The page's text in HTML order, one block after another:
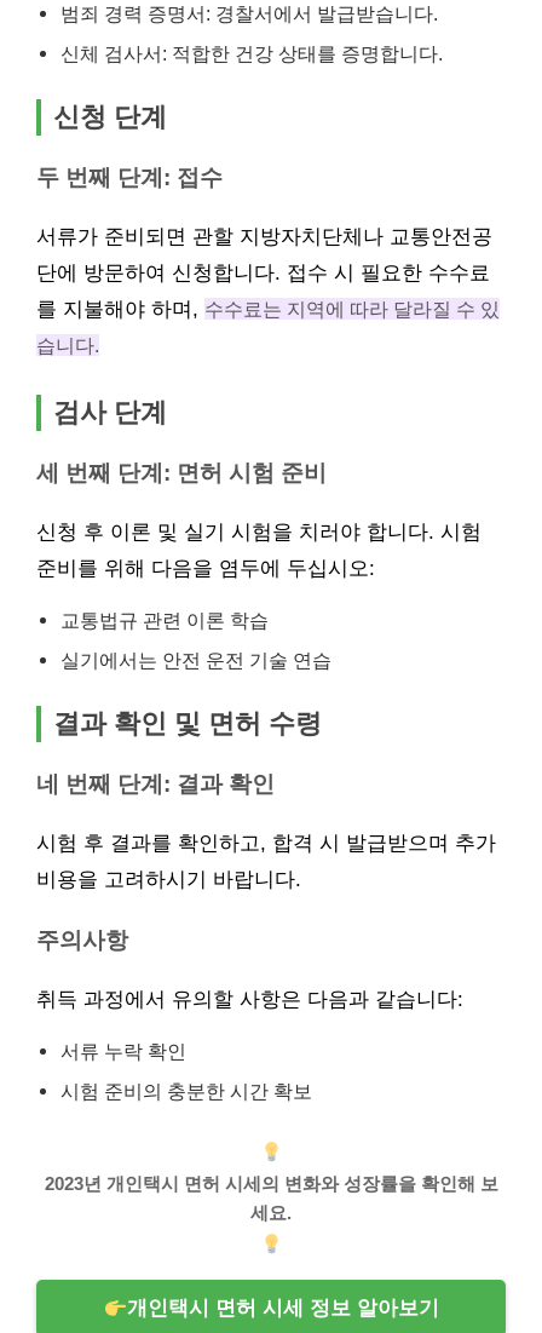
범죄 경력 증명서: 경찰서에서 발급받습니다.
신체 검사서: 적합한 건강 상태를 증명합니다.
신청 단계
두 번째 단계: 접수
서류가 준비되면 관할 지방자치단체나 교통안전공
단에 방문하여 신청합니다. 접수 시 필요한 수수료
를 지불해야 하며, 수수료는 지역에 따라 달라질 수 있
습니다.
검사 단계
세 번째 단계: 면허 시험 준비
신청 후 이론 및 실기 시험을 치러야 합니다. 시험
준비를 위해 다음을 염두에 두십시오:
교통법규 관련 이론 학습
실기에서는 안전 운전 기술 연습
결과 확인 및 면허 수령
네 번째 단계: 결과 확인
시험 후 결과를 확인하고, 합격 시 발급받으며 추가
비용을 고려하시기 바랍니다.
주의사항
취득 과정에서 유의할 사항은 다음과 같습니다:
서류 누락 확인
시험 준비의 충분한 시간 확보
2023년 개인택시 면허 시세의 변화와 성장률을 확인해 보
세요.
개인택시 면허 시세 정보 알아보기